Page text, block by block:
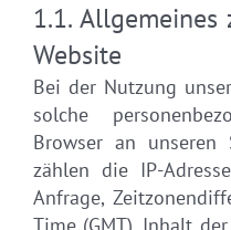
1.1.
Website
Bei der Nutzung
solche
Browser an unseren
zählen die IP-
Anfrage,